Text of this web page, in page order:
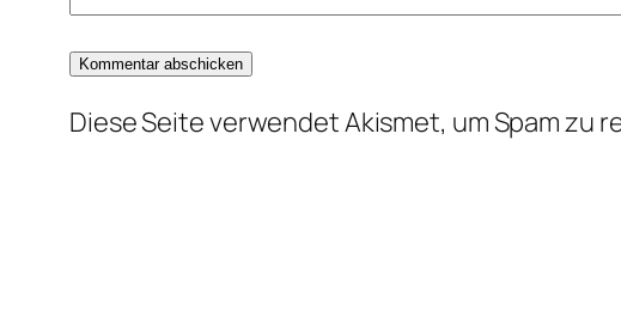
Diese Seite verwendet Akismet, um Spam zu